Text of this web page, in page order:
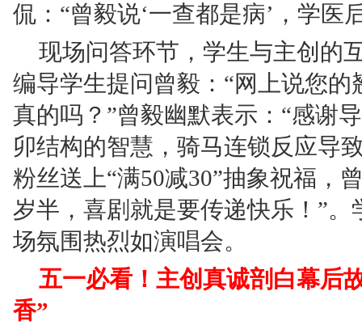
侃：“曾毅说‘一查都是病’，学医
现场问答环节，学生与主创的
编导学生提问曾毅：“网上说您
真的吗？”曾毅幽默表示：“感谢
卯结构的智慧，骑马连锁反应导
粉丝送上“满50减30”抽象祝福，
岁半，喜剧就是要传递快乐！”
场氛围热烈如演唱会。
五一必看！主创真诚剖白幕后
香”